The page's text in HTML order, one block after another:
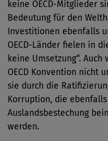
keine OECD-Mitglieder
Bedeutung für den
Investitionen ebenfalls
OECD-Länder fielen in
keine Umsetzung“.
OECD Konvention nicht
sie durch die
Korruption, die
Auslandsbestechung
werden.